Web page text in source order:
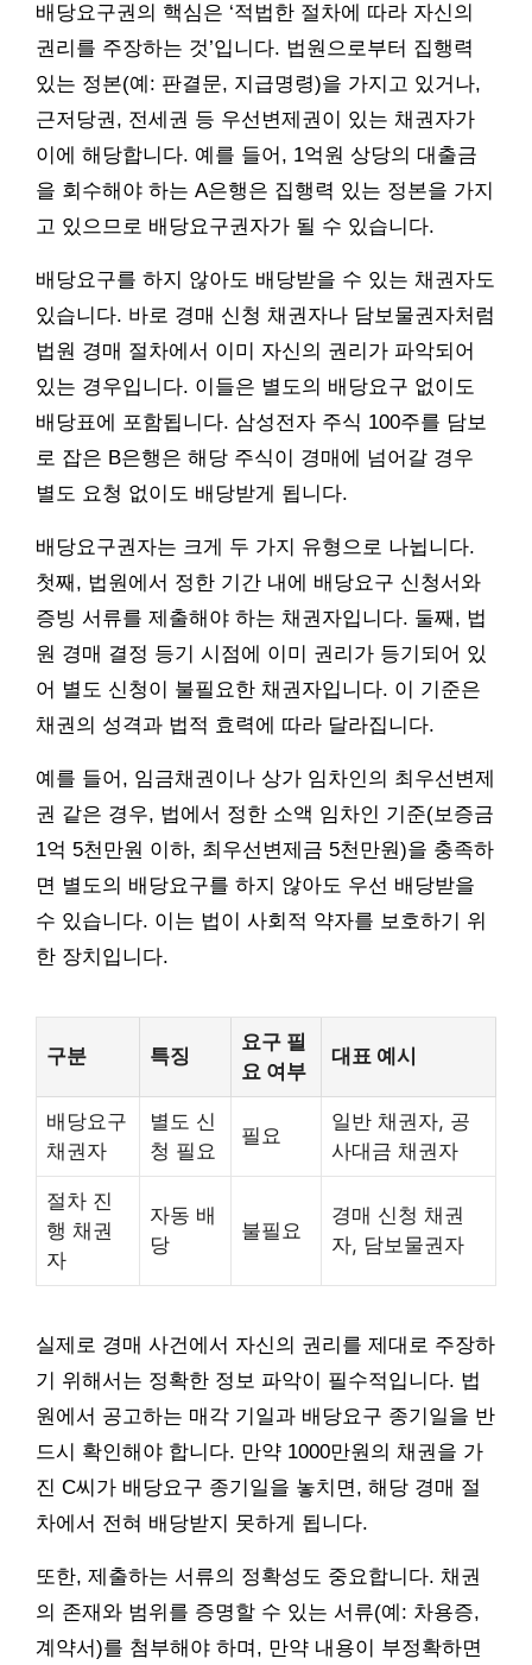
배당요구권의 핵심은 ‘적법한 절차에 따라 자신의
권리를 주장하는 것’입니다. 법원으로부터 집행력
있는 정본(예: 판결문, 지급명령)을 가지고 있거나,
근저당권, 전세권 등 우선변제권이 있는 채권자가
이에 해당합니다. 예를 들어, 1억원 상당의 대출금
을 회수해야 하는 A은행은 집행력 있는 정본을 가지
고 있으므로 배당요구권자가 될 수 있습니다.
배당요구를 하지 않아도 배당받을 수 있는 채권자도
있습니다. 바로 경매 신청 채권자나 담보물권자처럼
법원 경매 절차에서 이미 자신의 권리가 파악되어
있는 경우입니다. 이들은 별도의 배당요구 없이도
배당표에 포함됩니다. 삼성전자 주식 100주를 담보
로 잡은 B은행은 해당 주식이 경매에 넘어갈 경우
별도 요청 없이도 배당받게 됩니다.
배당요구권자는 크게 두 가지 유형으로 나뉩니다.
첫째, 법원에서 정한 기간 내에 배당요구 신청서와
증빙 서류를 제출해야 하는 채권자입니다. 둘째, 법
원 경매 결정 등기 시점에 이미 권리가 등기되어 있
어 별도 신청이 불필요한 채권자입니다. 이 기준은
채권의 성격과 법적 효력에 따라 달라집니다.
예를 들어, 임금채권이나 상가 임차인의 최우선변제
권 같은 경우, 법에서 정한 소액 임차인 기준(보증금
1억 5천만원 이하, 최우선변제금 5천만원)을 충족하
면 별도의 배당요구를 하지 않아도 우선 배당받을
수 있습니다. 이는 법이 사회적 약자를 보호하기 위
한 장치입니다.
구분 특징
요구 필
요 여부
대표 예시
배당요구
채권자
별도 신
청 필요
필요
일반 채권자, 공
사대금 채권자
절차 진
행 채권
자
자동 배
당
불필요
경매 신청 채권
자, 담보물권자
실제로 경매 사건에서 자신의 권리를 제대로 주장하
기 위해서는 정확한 정보 파악이 필수적입니다. 법
원에서 공고하는 매각 기일과 배당요구 종기일을 반
드시 확인해야 합니다. 만약 1000만원의 채권을 가
진 C씨가 배당요구 종기일을 놓치면, 해당 경매 절
차에서 전혀 배당받지 못하게 됩니다.
또한, 제출하는 서류의 정확성도 중요합니다. 채권
의 존재와 범위를 증명할 수 있는 서류(예: 차용증,
계약서)를 첨부해야 하며, 만약 내용이 부정확하면